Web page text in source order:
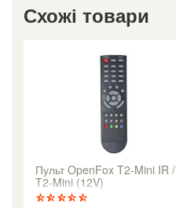
Схожі товари
Пульт OpenFox T2-Mini IR /
T2-Mini (12V)